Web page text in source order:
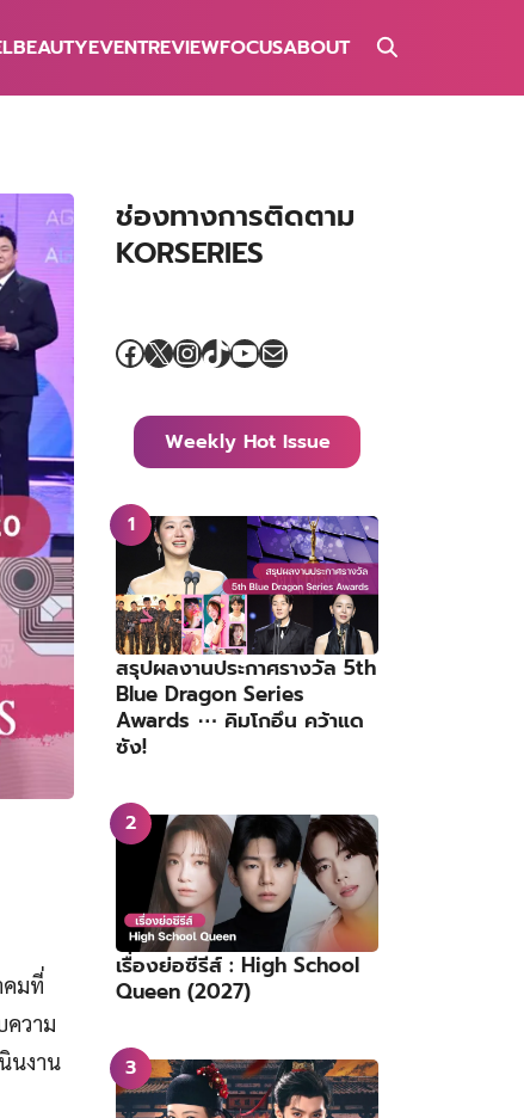
BEAUTYEVENTREVIEWFOCUSABOUT
คมที่
ความ
นงาน
ช่องทางการติดตาม
KORSERIES
Facebook
X Instagram
TikTok
YouTube
Mail
Weekly Hot Issue
สรุปผลงานประกาศรางวัล 5th
Blue Dragon Series
Awards ⋯ คิมโกอึน คว้าแด
ซัง!
เรื่องย่อซีรีส์ : High School
Queen (2027)